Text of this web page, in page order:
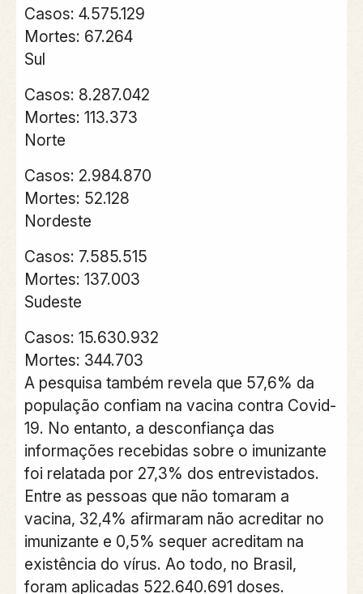
Casos: 4.575.129
Mortes: 67.264
Sul
Casos: 8.287.042
Mortes: 113.373
Norte
Casos: 2.984.870
Mortes: 52.128
Nordeste
Casos: 7.585.515
Mortes: 137.003
Sudeste
Casos: 15.630.932
Mortes: 344.703
A pesquisa também revela que 57,6% da
população confiam na vacina contra Covid-
19. No entanto, a desconfiança das
informações recebidas sobre o imunizante
foi relatada por 27,3% dos entrevistados.
Entre as pessoas que não tomaram a
vacina, 32,4% afirmaram não acreditar no
imunizante e 0,5% sequer acreditam na
existência do vírus. Ao todo, no Brasil,
foram aplicadas 522.640.691 doses.